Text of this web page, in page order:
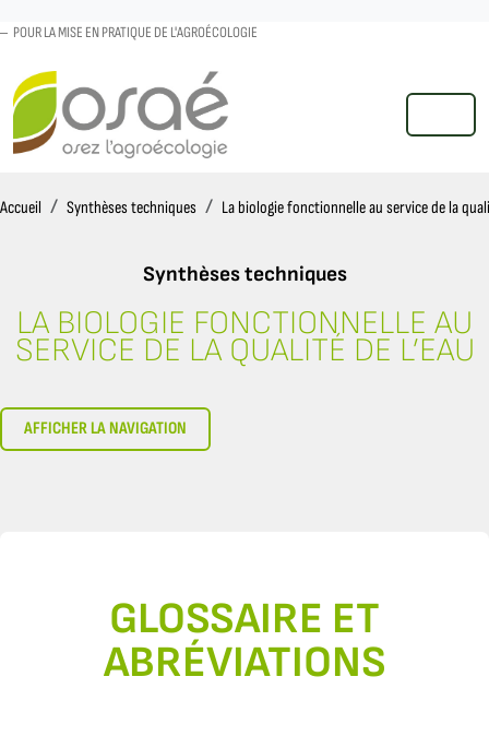
POUR LA MISE EN PRATIQUE DE L'AGROÉCOLOGIE
MENU
Accueil AccueilSynthèses techniques La biologie fonctionnelle au service de la
Synthèses techniques
GLOSSAIRE ET ABRÉVIATIONS
LA BIOLOGIE FONCTIONNELLE AU
SERVICE DE LA QUALITÉ DE L’EAU
AFFICHER LA NAVIGATION
GLOSSAIRE ET
ABRÉVIATIONS